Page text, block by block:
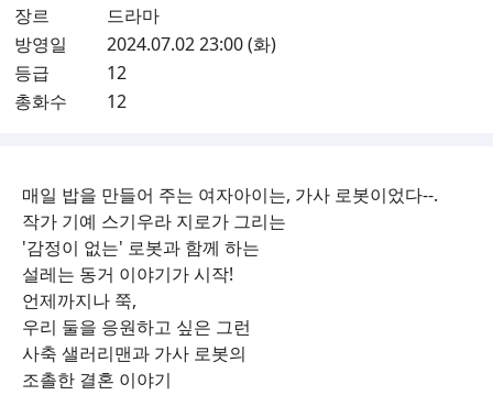
장르
드라마
방영일
2024.07.02 23:00 (화)
등급
12
총화수
12
매일 밥을 만들어 주는 여자아이는, 가사 로봇이었다--.
작가 기예 스기우라 지로가 그리는
'감정이 없는' 로봇과 함께 하는
설레는 동거 이야기가 시작!
언제까지나 쭉,
우리 둘을 응원하고 싶은 그런
사축 샐러리맨과 가사 로봇의
조촐한 결혼 이야기